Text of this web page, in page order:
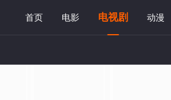
首页 电影 电视剧 动漫